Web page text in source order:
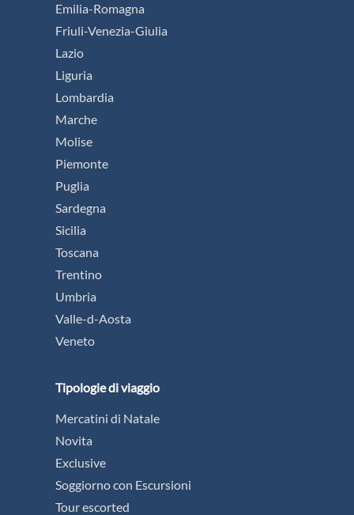
Emilia-Romagna
Friuli-Venezia-Giulia
Lazio
Liguria
Lombardia
Marche
Molise
Piemonte
Puglia
Sardegna
Sicilia
Toscana
Trentino
Umbria
Valle-d-Aosta
Veneto
Tipologie di viaggio
Mercatini di Natale
Novita
Exclusive
Soggiorno con Escursioni
Tour escorted